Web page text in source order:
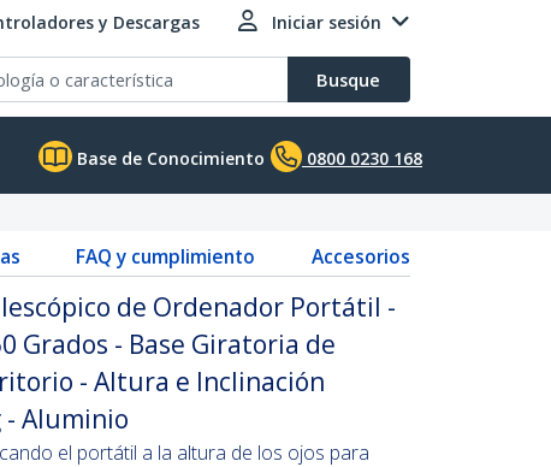
y Descargas Iniciar sesión
Busque
Base de Conocimiento 0800 0230 168
FAQ y cumplimiento Accesorios
de Ordenador Portátil -
Grados - Base Giratoria de
- Altura e Inclinación
- Aluminio
el portátil a la altura de los ojos para